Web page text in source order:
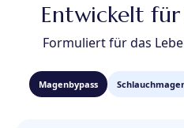
Entwickelt
Formuliert für das
Magenbypass